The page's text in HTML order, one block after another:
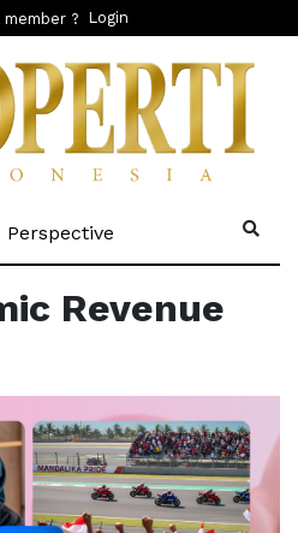
? Login
Perspective
Revenue